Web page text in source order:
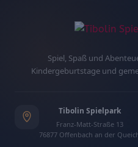
Spiel, Spaß und
Kindergeburtstage und
Tibolin Spielpark
Franz-Matt-Straße 13
76877 Offenbach an der